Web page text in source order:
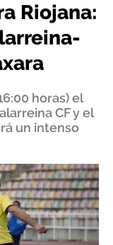
Riojana:
horas) el
CF y el
un intenso